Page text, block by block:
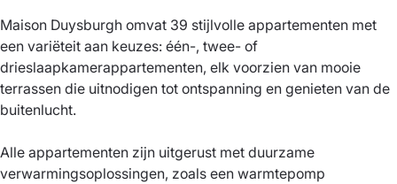
Maison Duysburgh omvat 39 stijlvolle appartementen met
een variëteit aan keuzes: één-, twee- of
drieslaapkamerappartementen, elk voorzien van mooie
terrassen die uitnodigen tot ontspanning en genieten van de
buitenlucht.
Alle appartementen zijn uitgerust met duurzame
verwarmingsoplossingen, zoals een warmtepomp